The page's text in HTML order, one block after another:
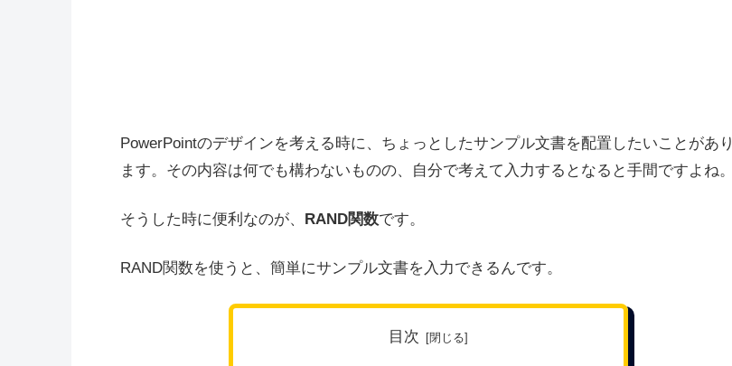
PowerPointのデザインを考える時に、ちょっとしたサンプル文書を配置したいことがあり
ます。その内容は何でも構わないものの、自分で考えて入力するとなると手間ですよね。
そうした時に便利なのが、 RAND関数です。
RAND関数を使うと、簡単にサンプル文書を入力できるんです。
目次